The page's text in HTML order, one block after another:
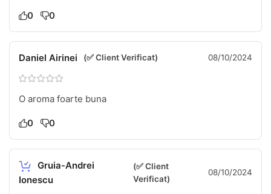
0 0
Daniel Airinei (✅ Client Verificat) 08/10/2024
O aroma foarte buna
0 0
Gruia-Andrei
Ionescu
(✅ Client
Verificat)
08/10/2024